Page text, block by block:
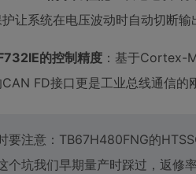
让系统在电压波动时自动切断
的控制精度 ：基于Cortex-
FD接口更是工业总线通信的
要注意：TB67H480FNG的
个坑我们早期量产时踩过，返修率